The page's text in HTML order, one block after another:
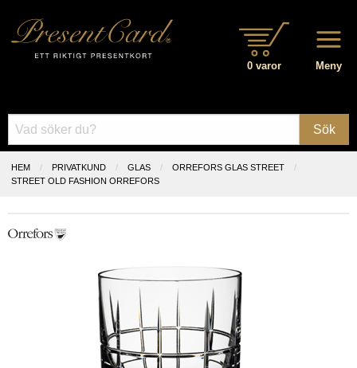
Meny
0 varor
Sök
HEM PRIVATKUND GLAS
ORREFORS GLAS STREET
STREET OLD FASHION ORREFORS